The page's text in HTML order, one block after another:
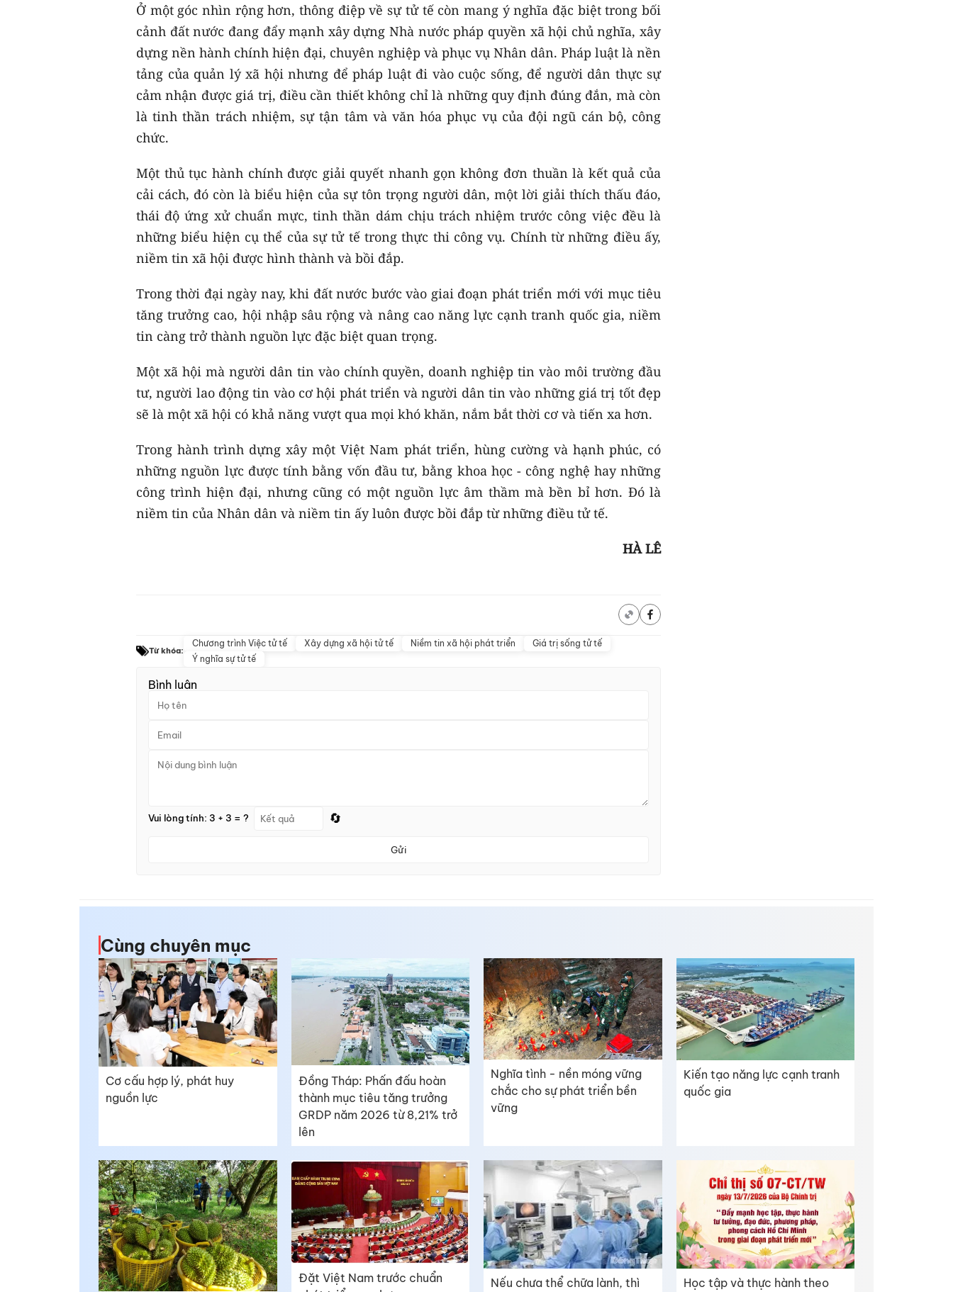
Ở một góc nhìn rộng hơn, thông điệp về sự tử tế còn mang ý nghĩa đặc biệt trong bối
cảnh đất nước đang đẩy mạnh xây dựng Nhà nước pháp quyền xã hội chủ nghĩa, xây
dựng nền hành chính hiện đại, chuyên nghiệp và phục vụ Nhân dân. Pháp luật là nền
tảng của quản lý xã hội nhưng để pháp luật đi vào cuộc sống, để người dân thực sự
cảm nhận được giá trị, điều cần thiết không chỉ là những quy định đúng đắn, mà còn
là tinh thần trách nhiệm, sự tận tâm và văn hóa phục vụ của đội ngũ cán bộ, công
chức.
Một thủ tục hành chính được giải quyết nhanh gọn không đơn thuần là kết quả của
cải cách, đó còn là biểu hiện của sự tôn trọng người dân, một lời giải thích thấu đáo,
thái độ ứng xử chuẩn mực, tinh thần dám chịu trách nhiệm trước công việc đều là
những biểu hiện cụ thể của sự tử tế trong thực thi công vụ. Chính từ những điều ấy,
niềm tin xã hội được hình thành và bồi đắp.
Trong thời đại ngày nay, khi đất nước bước vào giai đoạn phát triển mới với mục tiêu
tăng trưởng cao, hội nhập sâu rộng và nâng cao năng lực cạnh tranh quốc gia, niềm
tin càng trở thành nguồn lực đặc biệt quan trọng.
Một xã hội mà người dân tin vào chính quyền, doanh nghiệp tin vào môi trường đầu
tư, người lao động tin vào cơ hội phát triển và người dân tin vào những giá trị tốt đẹp
sẽ là một xã hội có khả năng vượt qua mọi khó khăn, nắm bắt thời cơ và tiến xa hơn.
Trong hành trình dựng xây một Việt Nam phát triển, hùng cường và hạnh phúc, có
những nguồn lực được tính bằng vốn đầu tư, bằng khoa học - công nghệ hay những
công trình hiện đại, nhưng cũng có một nguồn lực âm thầm mà bền bỉ hơn. Đó là
niềm tin của Nhân dân và niềm tin ấy luôn được bồi đắp từ những điều tử tế.
HÀ LÊ
Từ khóa:
Chương trình Việc tử tế Xây dựng xã hội tử tế Niềm tin xã hội phát triển
Giá trị sống tử tế
Ý nghĩa sự tử tế
Bình luận
Vui lòng tính: 3 + 3 = ? 🔄
Gửi
Cùng chuyên mục
Cơ cấu hợp lý, phát huy
nguồn lực
Đồng Tháp: Phấn đấu hoàn
thành mục tiêu tăng trưởng
GRDP năm 2026 từ 8,21% trở
lên
Nghĩa tình - nền móng vững
chắc cho sự phát triển bền
vững
Kiến tạo năng lực cạnh tranh
quốc gia
Đặt Việt Nam trước chuẩn
Nếu chưa thể chữa lành, thì Học tập và thực hành theo